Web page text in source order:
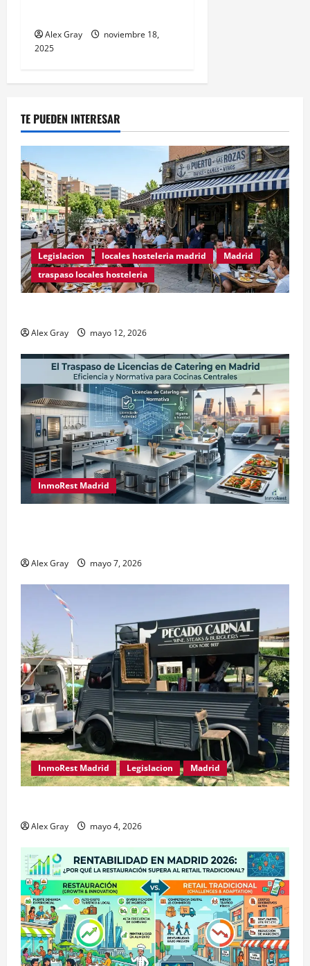
Alex Gray
noviembre 18,
2025
TE PUEDEN INTERESAR
Legislacion locales hosteleria madrid
Madrid
traspaso locales hosteleria
Alex Gray mayo 12, 2026
InmoRest Madrid
Alex Gray mayo 7, 2026
InmoRest Madrid Legislacion Madrid
Alex Gray mayo 4, 2026